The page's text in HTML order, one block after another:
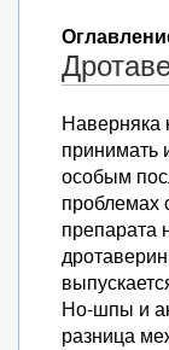
Наверняка
принимать
особым
проблемах
препарата
Но-шпы и
разница